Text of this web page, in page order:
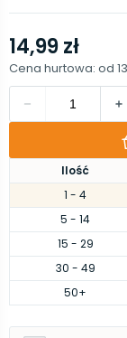
Ilość
1 - 4
5 - 14
15 - 29
30 - 49
50+
14,99 zł
Cena hurtowa: od